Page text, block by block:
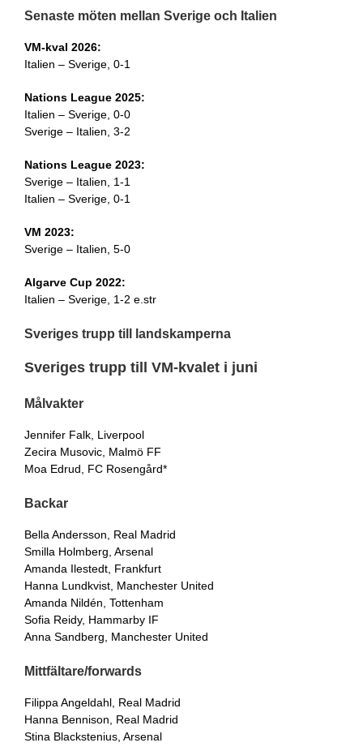
Senaste möten mellan Sverige och Italien
VM-kval 2026:
Italien – Sverige, 0-1
Nations League 2025:
Italien – Sverige, 0-0
Sverige – Italien, 3-2
Nations League 2023:
Sverige – Italien, 1-1
Italien – Sverige, 0-1
VM 2023:
Sverige – Italien, 5-0
Algarve Cup 2022:
Italien – Sverige, 1-2 e.str
Sveriges trupp till landskamperna
Sveriges trupp till VM-kvalet i juni
Målvakter
Jennifer Falk, Liverpool
Zecira Musovic, Malmö FF
Moa Edrud, FC Rosengård*
Backar
Bella Andersson, Real Madrid
Smilla Holmberg, Arsenal
Amanda Ilestedt, Frankfurt
Hanna Lundkvist, Manchester United
Amanda Nildén, Tottenham
Sofia Reidy, Hammarby IF
Anna Sandberg, Manchester United
Mittfältare/forwards
Filippa Angeldahl, Real Madrid
Hanna Bennison, Real Madrid
Stina Blackstenius, Arsenal